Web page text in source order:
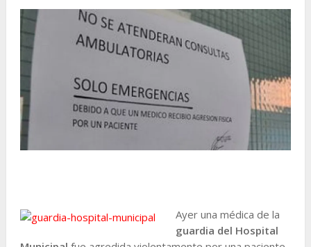
Ayer una médica de la
guardia del Hospital